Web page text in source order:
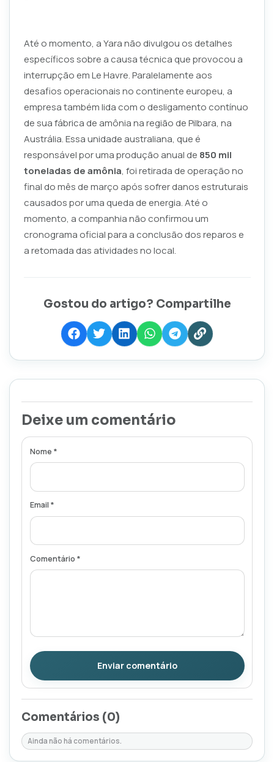
Até o momento, a Yara não divulgou os detalhes
específicos sobre a causa técnica que provocou a
interrupção em Le Havre. Paralelamente aos
desafios operacionais no continente europeu, a
empresa também lida com o desligamento contínuo
de sua fábrica de amônia na região de Pilbara, na
Austrália. Essa unidade australiana, que é
responsável por uma produção anual de 850 mil
toneladas de amônia, foi retirada de operação no
final do mês de março após sofrer danos estruturais
causados por uma queda de energia. Até o
momento, a companhia não confirmou um
cronograma oficial para a conclusão dos reparos e
a retomada das atividades no local.
Gostou do artigo? Compartilhe
Deixe um comentário
Nome *
Email *
Comentário *
Enviar comentário
Comentários (0)
Ainda não há comentários.